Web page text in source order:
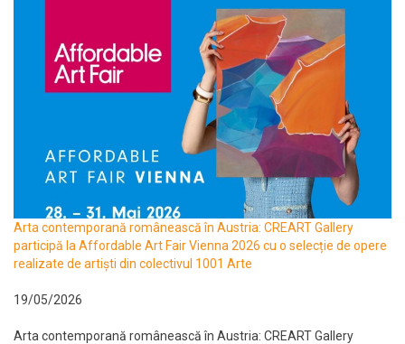
Arta contemporană românească în Austria: CREART Gallery
participă la Affordable Art Fair Vienna 2026 cu o selecție de opere
realizate de artiști din colectivul 1001 Arte
19/05/2026
Arta contemporană românească în Austria: CREART Gallery